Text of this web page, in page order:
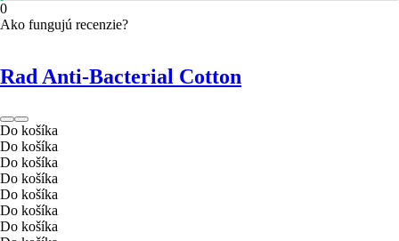
0
Ako fungujú recenzie?
Rad Anti-Bacterial Cotton
Do košíka
Do košíka
Do košíka
Do košíka
Do košíka
Do košíka
Do košíka